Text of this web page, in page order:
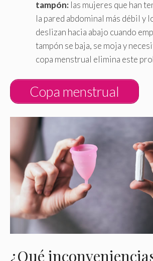
tampón: las mujeres que han
la pared abdominal más débil y
deslizan hacia abajo cuando
tampón se baja, se moja y
copa menstrual elimina este
Copa menstrual
¿Qué